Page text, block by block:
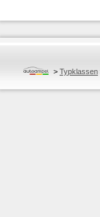
> Typklassen